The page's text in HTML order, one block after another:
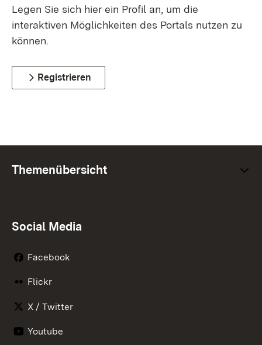
Legen Sie sich hier ein Profil an, um die
interaktiven Möglichkeiten des Portals nutzen zu
können.
Registrieren
Themenübersicht
Social Media
Facebook
Flickr
X / Twitter
Youtube